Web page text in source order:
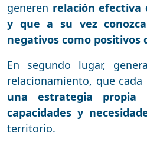
generen relación efectiva
y que a su vez
negativos como positivos
En segundo lugar,
relacionamiento, que cada
una estrategia
capacidades y
territorio.